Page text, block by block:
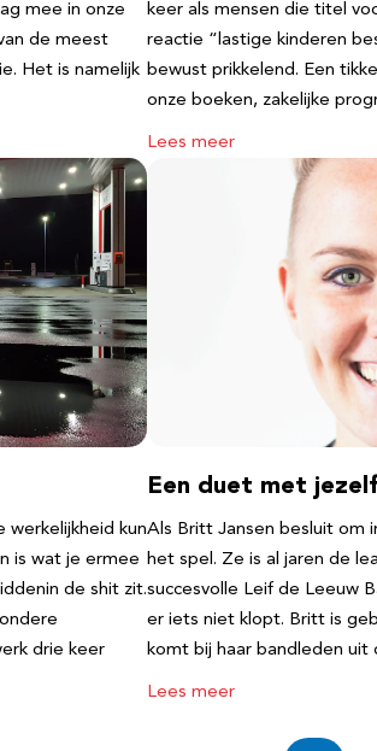
mee in onze
de meest
Het is namelijk
keer als mensen die titel
reactie “lastige kinderen
bewust prikkelend. Een
onze boeken, zakelijke
Lees meer
werkelijkheid kun
is wat je ermee
de shit zit.
drie keer
Een duet met jezelf
Als Britt Jansen besluit om
het spel. Ze is al jaren de
succesvolle Leif de Leeuw
er iets niet klopt. Britt is
komt bij haar bandleden
Lees meer